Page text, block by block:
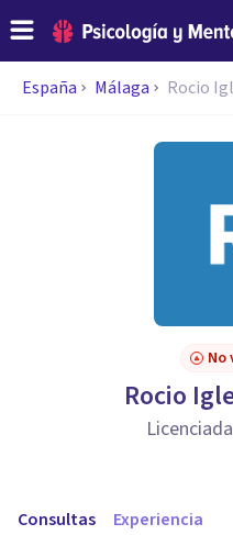
España Málaga Rocio
No
Rocio
Consultas Experiencia